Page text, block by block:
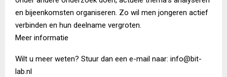
en bijeenkomsten organiseren. Zo wil men jongeren actief
verbinden en hun deelname vergroten.
Meer informatie
Wilt u meer weten? Stuur dan een e-mail naar: info@bit-
lab.nl